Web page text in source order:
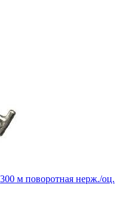
м поворотная нерж./оц.